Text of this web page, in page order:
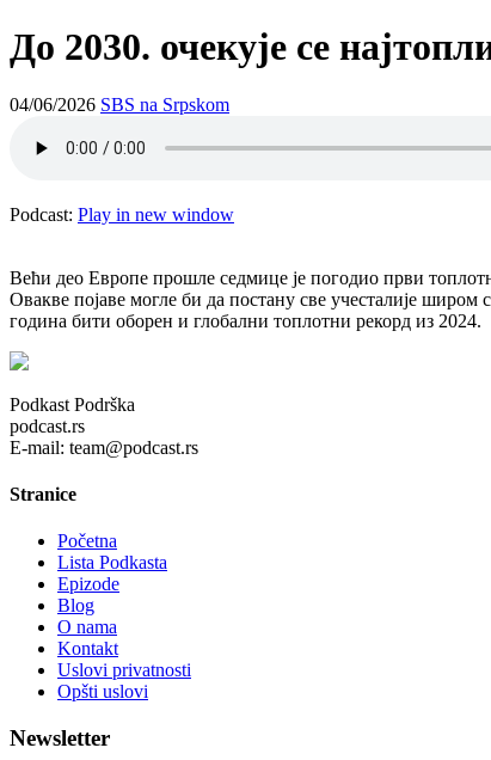
До 2030. очекује се
04/06/2026 SBS na Srpskom
Podcast: Play in new window
Већи део Европе прошле седмице је погодио први
Овакве појаве могле би да постану све учесталије широм
година бити оборен и глобални топлотни рекорд из 2024.
Podkast Podrška
podcast.rs
E-mail: team@podcast.rs
Stranice
Početna
Lista Podkasta
Epizode
Blog
O nama
Kontakt
Uslovi privatnosti
Opšti uslovi
Newsletter